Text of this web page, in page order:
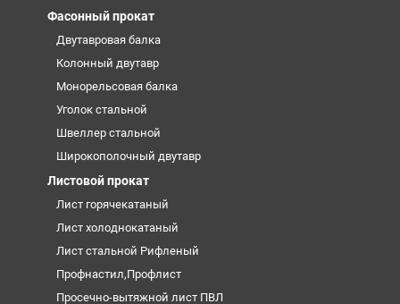
Фасонный прокат
Двутавровая балка
Колонный двутавр
Монорельсовая балка
Уголок стальной
Швеллер стальной
Широкополочный двутавр
Листовой прокат
Лист горячекатаный
Лист холоднокатаный
Лист стальной Рифленый
Профнастил,Профлист
Просечно-вытяжной лист ПВЛ